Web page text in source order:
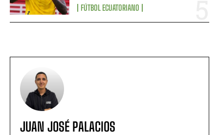
FÚTBOL ECUATORIANO
JUAN JOSÉ PALACIOS